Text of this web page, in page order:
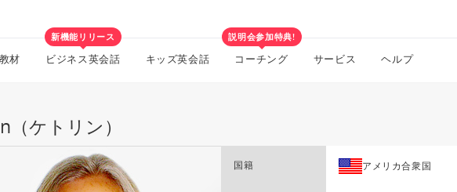
材
新機能リリース
ビジネス英会話 キッズ英会話
説明会参加特典!
コーチング サービス ヘルプ
（ケトリン）
国籍 アメリカ合衆国